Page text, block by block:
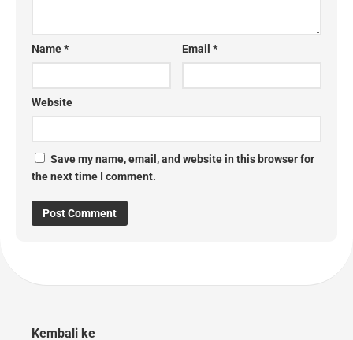
Name* Email*
Website
Save my name, email, and website in this browser for
the next time I comment.
Kembali ke